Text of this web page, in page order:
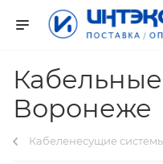
Воронеже
Кабеленесущие